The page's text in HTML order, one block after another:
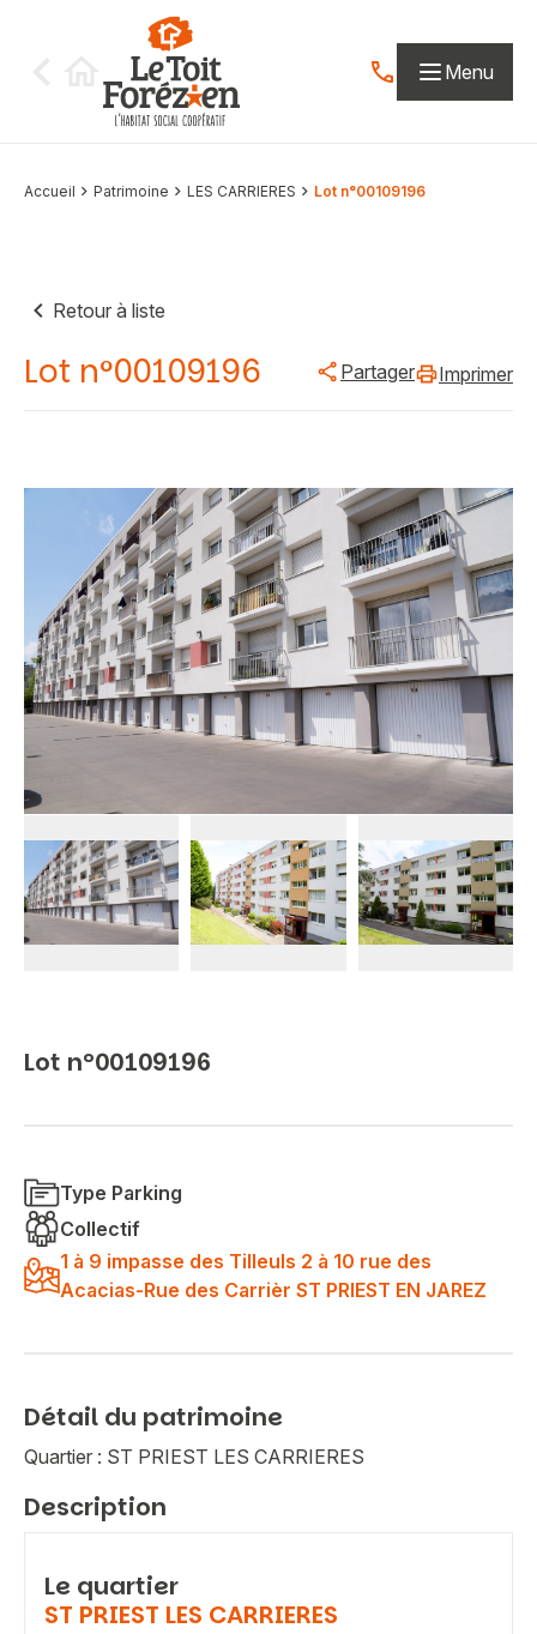
Contactez-nous
Menu
Accueil Patrimoine LES CARRIERES Lot n°00109196
Retour à liste
Lot n°00109196 Partager Imprimer
Lot n°00109196
Type Parking
Collectif
1 à 9 impasse des Tilleuls 2 à 10 rue des
Acacias-Rue des Carrièr ST PRIEST EN JAREZ
Détail du patrimoine
Quartier : ST PRIEST LES CARRIERES
Description
Le quartier
ST PRIEST LES CARRIERES